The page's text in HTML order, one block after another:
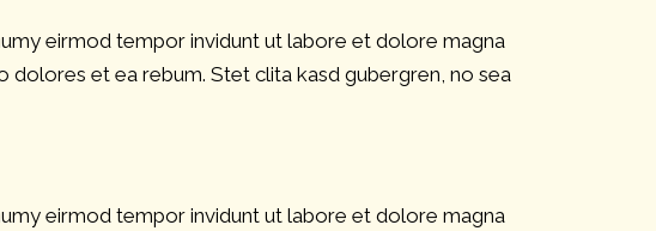
eirmod tempor invidunt ut labore et dolore magna
dolores et ea rebum. Stet clita kasd gubergren, no sea
eirmod tempor invidunt ut labore et dolore magna